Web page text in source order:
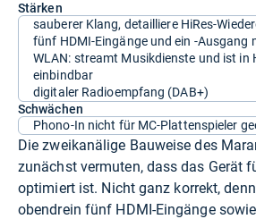
Stärken
sauberer Klang, detailliere HiRes-
fünf HDMI-Eingänge und ein -Ausgang
WLAN: streamt Musikdienste und ist in
einbindbar
digitaler Radioempfang (DAB+)
Schwächen
Phono-In nicht für MC-Plattenspieler
Die zweikanälige Bauweise des
zunächst vermuten, dass das Gerät
optimiert ist. Nicht ganz korrekt,
obendrein fünf HDMI-Eingänge